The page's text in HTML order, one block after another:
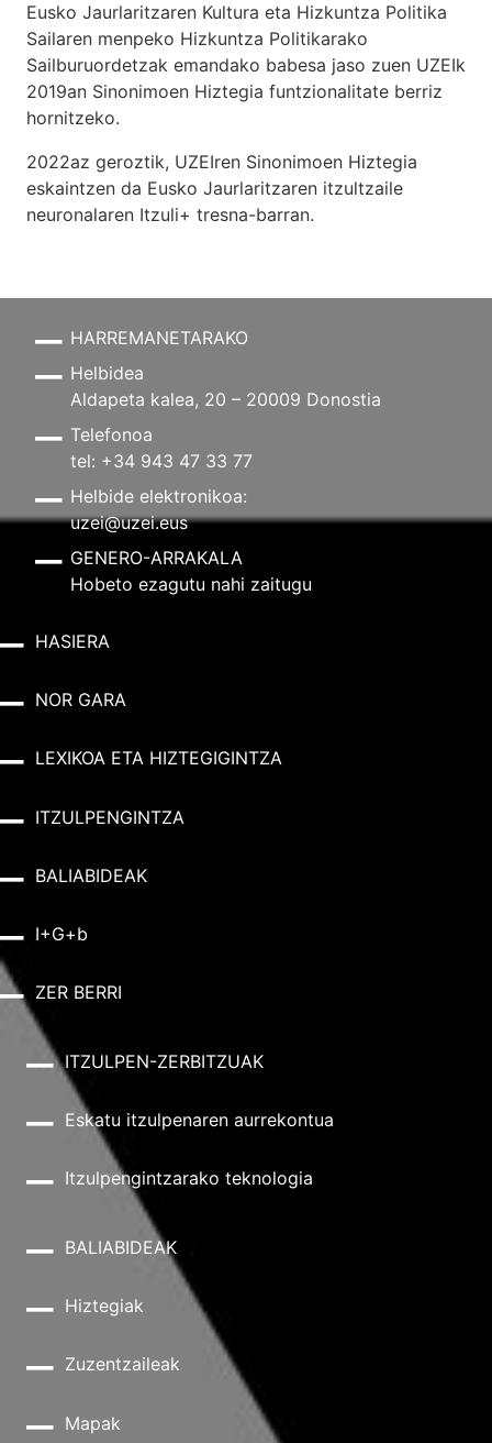
Eusko Jaurlaritzaren Kultura eta Hizkuntza Politika
Sailaren menpeko Hizkuntza Politikarako
Sailburuordetzak emandako babesa jaso zuen UZEIk
2019an Sinonimoen Hiztegia funtzionalitate berriz
hornitzeko.
2022az geroztik, UZEIren Sinonimoen Hiztegia
eskaintzen da Eusko Jaurlaritzaren itzultzaile
neuronalaren Itzuli+ tresna-barran.
HARREMANETARAKO
Helbidea
Aldapeta kalea, 20 – 20009 Donostia
Telefonoa
tel: +34 943 47 33 77
Helbide elektronikoa:
uzei@uzei.eus
GENERO-ARRAKALA
Hobeto ezagutu nahi zaitugu
HASIERA
NOR GARA
LEXIKOA ETA HIZTEGIGINTZA
ITZULPENGINTZA
BALIABIDEAK
I+G+b
ZER BERRI
ITZULPEN-ZERBITZUAK
Eskatu itzulpenaren aurrekontua
Itzulpengintzarako teknologia
BALIABIDEAK
Hiztegiak
Zuzentzaileak
Mapak